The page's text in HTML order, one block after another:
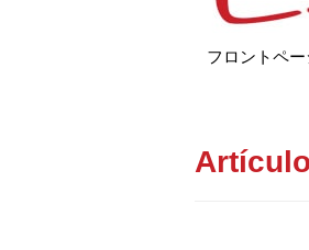
フロントペー